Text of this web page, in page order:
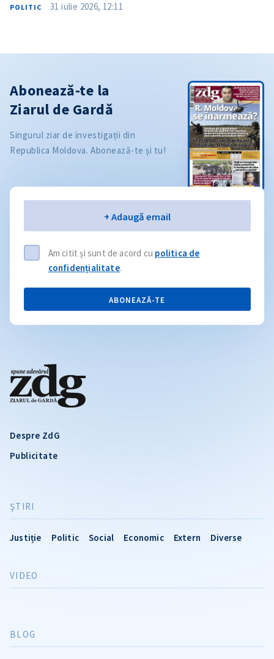
POLITIC 31 iulie 2026, 12:11
Despre ZdG
Publicitate
ŞTIRI
Justiție Politic Social Economic Extern Diverse
VIDEO
BLOG
Abonează-te la
Ziarul de Gardă
Singurul ziar de investigații din
Republica Moldova. Abonează-te și tu!
+ Adaugă email
Am citit și sunt de acord cu politica de
confidențialitate.
ABONEAZĂ-TE